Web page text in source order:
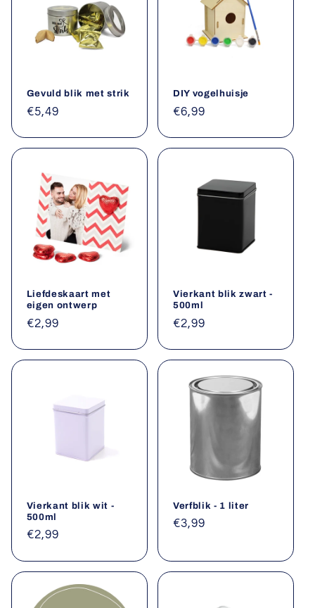
Gevuld blik met strik
Normale
€5,49
DIY vogelhuisje
Normale
€6,99
Liefdeskaart met
eigen ontwerp
Normale
€2,99
Vierkant blik zwart -
500ml
Normale
€2,99
Vierkant blik wit -
500ml
Normale
€2,99
Verfblik - 1 liter
Normale
€3,99